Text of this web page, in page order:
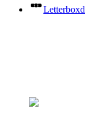
Letterboxd